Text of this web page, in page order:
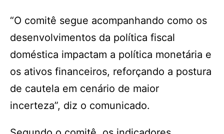
“O comitê segue acompanhando como os
desenvolvimentos da política fiscal
doméstica impactam a política monetária e
os ativos financeiros, reforçando a postura
de cautela em cenário de maior
incerteza”, diz o comunicado.